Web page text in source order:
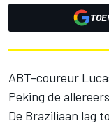
ABT-coureur
Peking de
De Braziliaan lag